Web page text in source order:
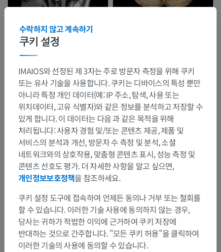
쿠키 설정
수락하지 않고 계속하기
IMAIOS와 선정된 제 3자는 주로 방문자 측정을 위해 쿠키
또는 유사 기술을 사용합니다. 쿠키는 디바이스의 특성 뿐만
아니라 특정 개인 데이터(예: IP 주소, 탐색, 사용 또는
위치데이터, 고유 식별자)와 같은 정보를 분석하고 저장할 수
있게 합니다. 이 데이터는 다음 과 같은 목적을 위해
처리됩니다: 사용자 경험 및/또는 콘텐츠 제공, 제품 및
서비스의 분석과 개선, 방문자 수 측정 및 분석, 소셜
네트워크와의 상호작용, 맞춤형 콘텐츠 표시, 성능 측정 및
콘텐츠 선호도 평가. 더 자세한 사항을 알고 싶으면,
개인정보보호정책을 참조하세요.
쿠키 설정 도구에 접속하여 언제든 동의나 거부 또는 철회를
할 수 있습니다. 이러한 기술 사용에 동의하지 않는 경우,
당사는 귀하가 적법한 이익에 근거하여 쿠키 저장에
반대하는 것으로 간주합니다. "모든 쿠키 허용"을 클릭하여
이러한 기술의 사용에 동의할 수 있습니다.